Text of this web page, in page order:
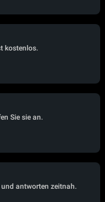
kostenlos.
Sie sie an.
und antworten zeitnah.